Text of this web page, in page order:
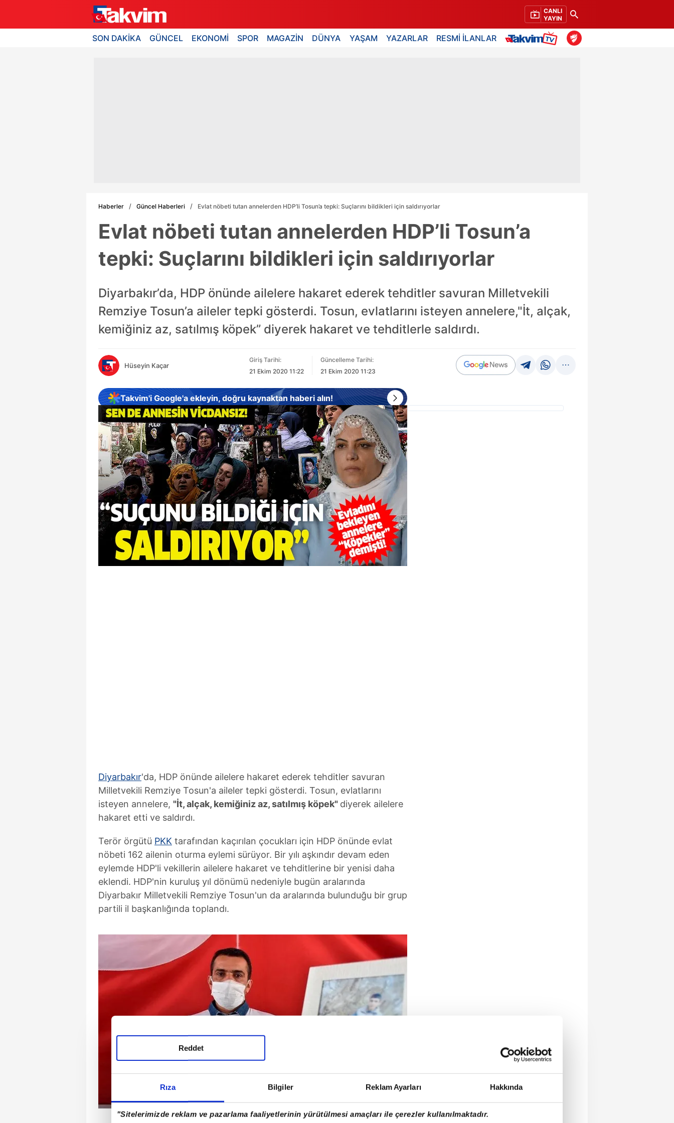
Rıza Bilgiler Reklam Ayarları Hakkında
"Sitelerimizde reklam ve pazarlama faaliyetlerinin yürütülmesi amaçları ile çerezler kullanılmaktadır.
Reddet
CANLI
YAYIN
SON DAKİKA GÜNCEL EKONOMİ SPOR MAGAZİN DÜNYA YAŞAM YAZARLAR RESMİ İLANLAR
Haberler Güncel Haberleri Evlat nöbeti tutan annelerden HDP’li Tosun’a tepki: Suçlarını bildikleri için saldırıyorlar
Evlat nöbeti tutan annelerden HDP’li Tosun’a
tepki: Suçlarını bildikleri için saldırıyorlar
Diyarbakır’da, HDP önünde ailelere hakaret ederek tehditler savuran Milletvekili
Remziye Tosun’a aileler tepki gösterdi. Tosun, evlatlarını isteyen annelere,"İt, alçak,
kemiğiniz az, satılmış köpek” diyerek hakaret ve tehditlerle saldırdı.
Hüseyin Kaçar
Giriş Tarihi:
21 Ekim 2020 11:22
Güncelleme Tarihi:
21 Ekim 2020 11:23
Takvim'i Google'a ekleyin, doğru kaynaktan haberi alın!
Diyarbakır'da, HDP önünde ailelere hakaret ederek tehditler savuran
Milletvekili Remziye Tosun'a aileler tepki gösterdi. Tosun, evlatlarını
isteyen annelere, "İt, alçak, kemiğiniz az, satılmış köpek" diyerek ailelere
hakaret etti ve saldırdı.
Terör örgütü PKK tarafından kaçırılan çocukları için HDP önünde evlat
nöbeti 162 ailenin oturma eylemi sürüyor. Bir yılı aşkındır devam eden
eylemde HDP'li vekillerin ailelere hakaret ve tehditlerine bir yenisi daha
eklendi. HDP'nin kuruluş yıl dönümü nedeniyle bugün aralarında
Diyarbakır Milletvekili Remziye Tosun'un da aralarında bulunduğu bir grup
partili il başkanlığında toplandı.